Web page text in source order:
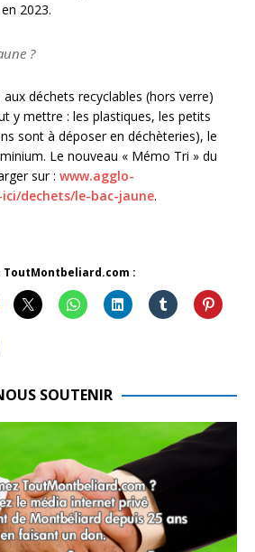
2023.
?
déchets recyclables (hors verre)
y mettre : les plastiques, les petits
sont à déposer en déchèteries), le
Le nouveau « Mémo Tri » du
sur : www.agglo-
dechets/le-bac-jaune.
:
SOUTENIR